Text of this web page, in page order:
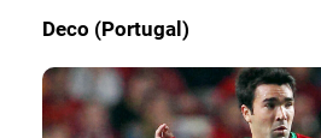
Deco (Portugal)